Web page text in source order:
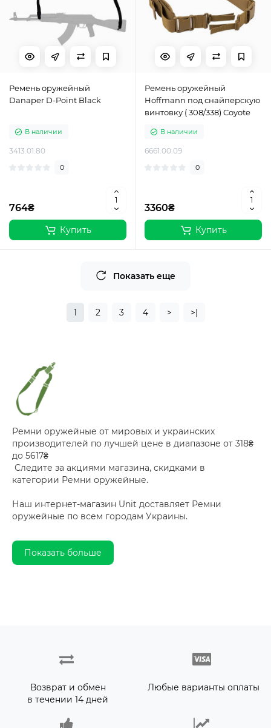
Ремень оружейный
Danaper D-Point Black
В наличии
3413.01.80
0
764₴
Купить
Ремень оружейный
Hoffmann под снайперскую
винтовку ( 308/338) Coyote
В наличии
6661.00.09
0
3360₴
Купить
Показать еще
1 2 3 4 > >|
Ремни оружейные от мировых и украинских
производителей по лучшей цене в диапазоне от 318₴
до 5617₴
Следите за акциями магазина, скидками в
категории Ремни оружейные.
Наш интернет-магазин Unit доставляет Ремни
оружейные по всем городам Украины.
Показать больше
Возврат и обмен
в течении 14 дней
Любые варианты оплаты